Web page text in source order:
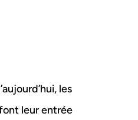
les
leur entrée